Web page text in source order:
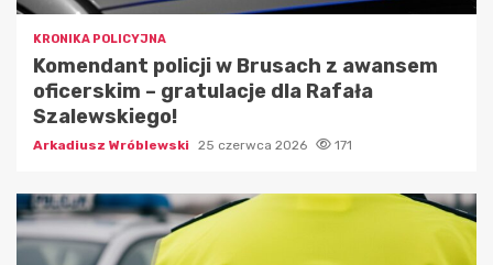
KRONIKA POLICYJNA
Komendant policji w Brusach z awansem
oficerskim – gratulacje dla Rafała
Szalewskiego!
Arkadiusz Wróblewski 25 czerwca 2026 171